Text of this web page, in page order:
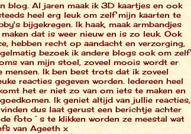
blog. Al jaren maak ik 3D kaartjes en ook
heel erg leuk om zelf mijn kaarten te
bijgekregen. Ik haak, maak armbandjes
dat is weer nieuw en is zo leuk. Ook
hebben recht op aandacht en verzorging,
bezoek ik andere blogs ook om zelf
van mijn stoel, zoveel moois wordt er
mensen. Ik ben best trots dat ik zoveel
reacties gegeven worden. Iedereen heel
het er niet zo van om iets te maken en
Ik geniet altijd van jullie reacties,
dus laat gerust een berichtje achter
foto´s te klikken worden ze meestal wat
van Ageeth x